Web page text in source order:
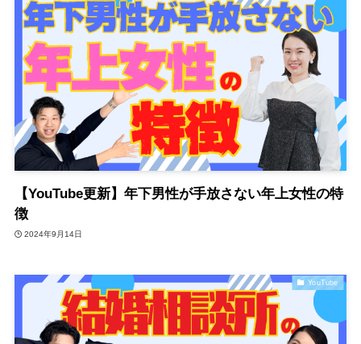
【YouTube更新】年下男性が手放さない年上女性の特
徴
2024年9月14日
YouTube